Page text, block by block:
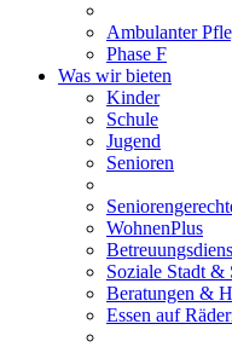
Ambulanter
Phase F
Was wir bieten
Kinder
Schule
Jugend
Senioren
WohnenPlus
Soziale Stadt &
Beratungen &
Essen auf